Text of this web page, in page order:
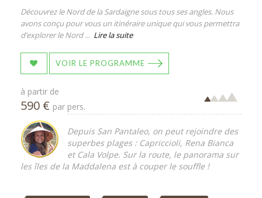
Découvrez le Nord de la Sardaigne sous tous ses angles. Nous
avons conçu pour vous un itinéraire unique qui vous permettra
d’explorer le Nord ... Lire la suite
VOIR LE PROGRAMME
à partir de
590 € par pers.
Depuis San Pantaleo, on peut rejoindre des
superbes plages : Capriccioli, Rena Bianca
et Cala Volpe. Sur la route, le panorama sur
les îles de la Maddalena est à couper le souffle !